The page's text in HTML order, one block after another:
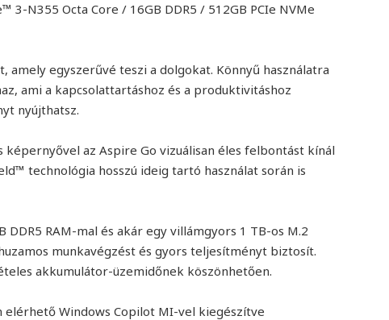
N355 Octa Core / 16GB DDR5 / 512GB PCIe NVMe
egyszerűvé teszi a dolgokat. Könnyű használatra
ami a kapcsolattartáshoz és a produktivitáshoz
nyújthatsz.
képernyővel az Aspire Go vizuálisan éles felbontást kínál
technológia hosszú ideig tartó használat során is
RAM-mal és akár egy villámgyors 1 TB-os M.2
munkavégzést és gyors teljesítményt biztosít.
akkumulátor-üzemidőnek köszönhetően.
Windows Copilot MI-vel kiegészítve